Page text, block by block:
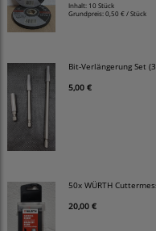
Inhalt: 10 Stück
Grundpreis:0,50 € / Stück
Bit-Verlängerung Set
5,00 €
50x WÜRTH
20,00 €